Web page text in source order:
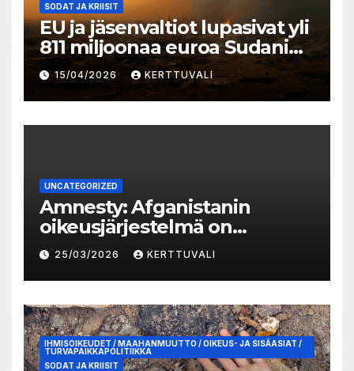
SODAT JA KRIISIT
EU ja jäsenvaltiot lupasivat yli
811 miljoonaa euroa Sudanin
kriisiin vastaamiseksi
15/04/2026 KERTTUVALI
UNCATEGORIZED
Amnesty: Afganistanin
oikeusjärjestelmä on
romahtanut Talibanin
valtaannousun jälkeen
25/03/2026 KERTTUVALI
IHMISOIKEUDET / MAAHANMUUTTO / OIKEUS- JA SISÄASIAT /
TURVAPAIKKAPOLITIIKKA
SODAT JA KRIISIT